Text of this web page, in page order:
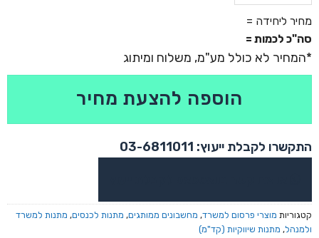
סה"כ לכמות =
מחיר ליחידה =
הוספה להצעת מחיר
התקשרו לקבלת ייעוץ: 03-6811011
קטגוריות מוצרי פרסום למשרד, מחשבונים ממותגים, מתנות לכנסים, מתנות למשרד
ולמנהל, מתנות שיווקיות (קד"מ)